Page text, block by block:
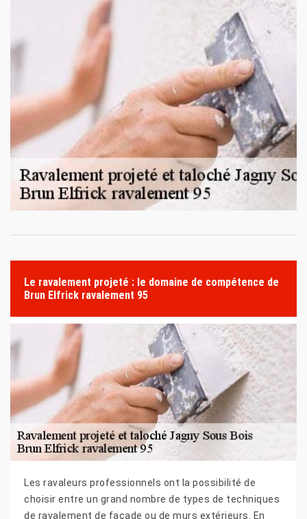
Le ravalement projeté : le domaine de compétence de
Brun Elfrick ravalement 95
Les ravaleurs professionnels ont la possibilité de
choisir entre un grand nombre de types de techniques
de ravalement de façade ou de murs extérieurs. En